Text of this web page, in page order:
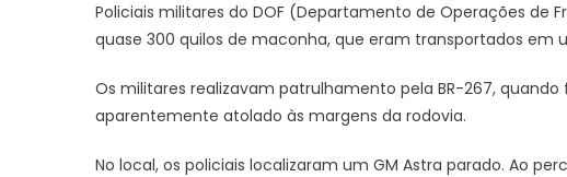
Policiais militares do DOF (Departamento de Operações de
quase 300 quilos de maconha, que eram transportados em
Os militares realizavam patrulhamento pela BR-267,
aparentemente atolado às margens da rodovia.
No local, os policiais localizaram um GM Astra parado. Ao